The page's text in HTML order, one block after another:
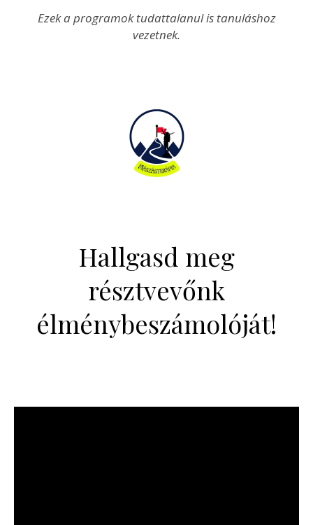
Ezek a programok tudattalanul is tanuláshoz
vezetnek.
Hallgasd meg
résztvevőnk
élménybeszámolóját!